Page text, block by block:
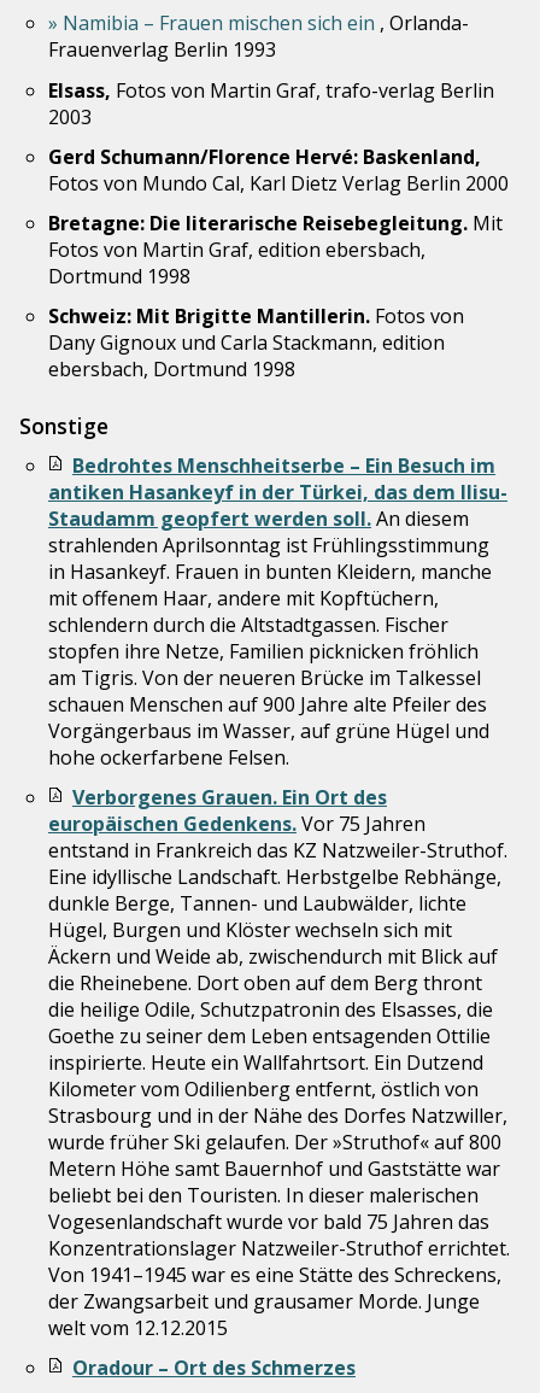
Namibia – Frauen mischen sich ein , Orlanda-
Frauenverlag Berlin 1993
Elsass, Fotos von Martin Graf, trafo-verlag Berlin
2003
Gerd Schumann/Florence Hervé: Baskenland,
Fotos von Mundo Cal, Karl Dietz Verlag Berlin 2000
Bretagne: Die literarische Reisebegleitung. Mit
Fotos von Martin Graf, edition ebersbach,
Dortmund 1998
Schweiz: Mit Brigitte Mantillerin. Fotos von
Dany Gignoux und Carla Stackmann, edition
ebersbach, Dortmund 1998
Sonstige
Bedrohtes Menschheitserbe – Ein Besuch im
antiken Hasankeyf in der Türkei, das dem Ilisu-
Staudamm geopfert werden soll.An diesem
strahlenden Aprilsonntag ist Frühlingsstimmung
in Hasankeyf. Frauen in bunten Kleidern, manche
mit offenem Haar, andere mit Kopftüchern,
schlendern durch die Altstadtgassen. Fischer
stopfen ihre Netze, Familien picknicken fröhlich
am Tigris. Von der neueren Brücke im Talkessel
schauen Menschen auf 900 Jahre alte Pfeiler des
Vorgängerbaus im Wasser, auf grüne Hügel und
hohe ockerfarbene Felsen.
Verborgenes Grauen. Ein Ort des
europäischen Gedenkens.Vor 75 Jahren
entstand in Frankreich das KZ Natzweiler-Struthof.
Eine idyllische Landschaft. Herbstgelbe Rebhänge,
dunkle Berge, Tannen- und Laubwälder, lichte
Hügel, Burgen und Klöster wechseln sich mit
Äckern und Weide ab, zwischendurch mit Blick auf
die Rheinebene. Dort oben auf dem Berg thront
die heilige Odile, Schutzpatronin des Elsasses, die
Goethe zu seiner dem Leben entsagenden Ottilie
inspirierte. Heute ein Wallfahrtsort. Ein Dutzend
Kilometer vom Odilienberg entfernt, östlich von
Strasbourg und in der Nähe des Dorfes Natzwiller,
wurde früher Ski gelaufen. Der »Struthof« auf 800
Metern Höhe samt Bauernhof und Gaststätte war
beliebt bei den Touristen. In dieser malerischen
Vogesenlandschaft wurde vor bald 75 Jahren das
Konzentrationslager Natzweiler-Struthof errichtet.
Von 1941–1945 war es eine Stätte des Schreckens,
der Zwangsarbeit und grausamer Morde. Junge
welt vom 12.12.2015
Oradour – Ort des Schmerzes